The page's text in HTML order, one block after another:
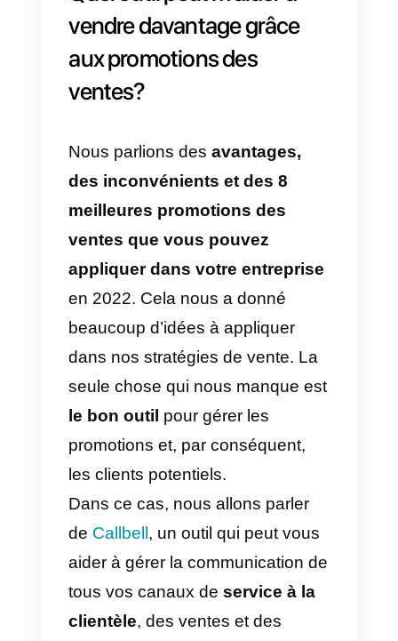
visibilité auprès de votre public
cible. Les meilleurs endroits pour
appliquer vos promotions sont
Instagram: cet outil est très
populaire lorsqu’il s’agit de
montrer vos produits ou services
de manière très graphique. Par
conséquent, si vous décidez de
faire une promotion ici, il est très
probable que vous receviez de
nombreux messages de vos
clients potentiels vous
de leur parler de votre promotion
des ventes.
WhatsApp Business: un
phénomène similaire se produit